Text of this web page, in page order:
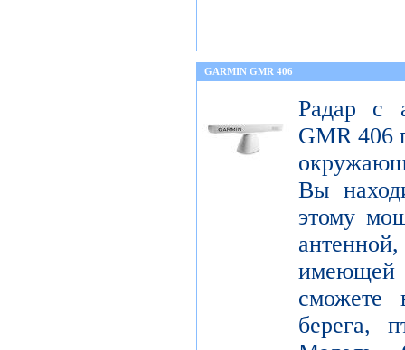
GARMIN GMR 406
Радар с
GMR 406
Вы
этому
сможете
берега,